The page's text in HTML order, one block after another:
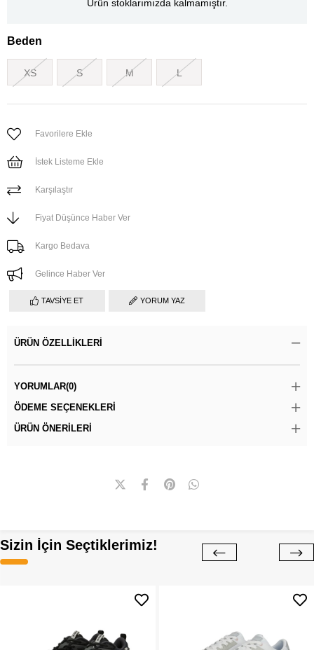
Ürün stoklarımızda kalmamıştır.
Beden
XS S M L
Favorilere Ekle
İstek Listeme Ekle
Karşılaştır
Fiyat Düşünce Haber Ver
Kargo Bedava
Gelince Haber Ver
TAVSIYE ET YORUM YAZ
ÜRÜN ÖZELLIKLERI
YORUMLAR(0)
ÖDEME SEÇENEKLERI
ÜRÜN ÖNERILERI
Sizin İçin Seçtiklerimiz!